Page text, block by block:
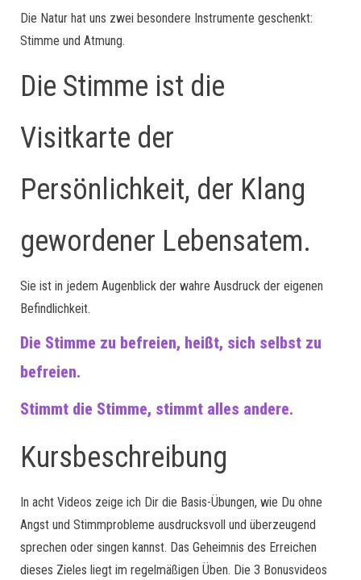
Die Natur hat uns zwei besondere Instrumente geschenkt:
Stimme und Atmung.
Die Stimme ist die
Visitkarte der
Persönlichkeit, der Klang
gewordener Lebensatem.
Sie ist in jedem Augenblick der wahre Ausdruck der eigenen
Befindlichkeit.
Die Stimme zu befreien, heißt, sich selbst zu
befreien.
Stimmt die Stimme, stimmt alles andere.
Kursbeschreibung
In acht Videos zeige ich Dir die Basis-Übungen, wie Du ohne
Angst und Stimmprobleme ausdrucksvoll und überzeugend
sprechen oder singen kannst. Das Geheimnis des Erreichen
dieses Zieles liegt im regelmäßigen Üben. Die 3 Bonusvideos